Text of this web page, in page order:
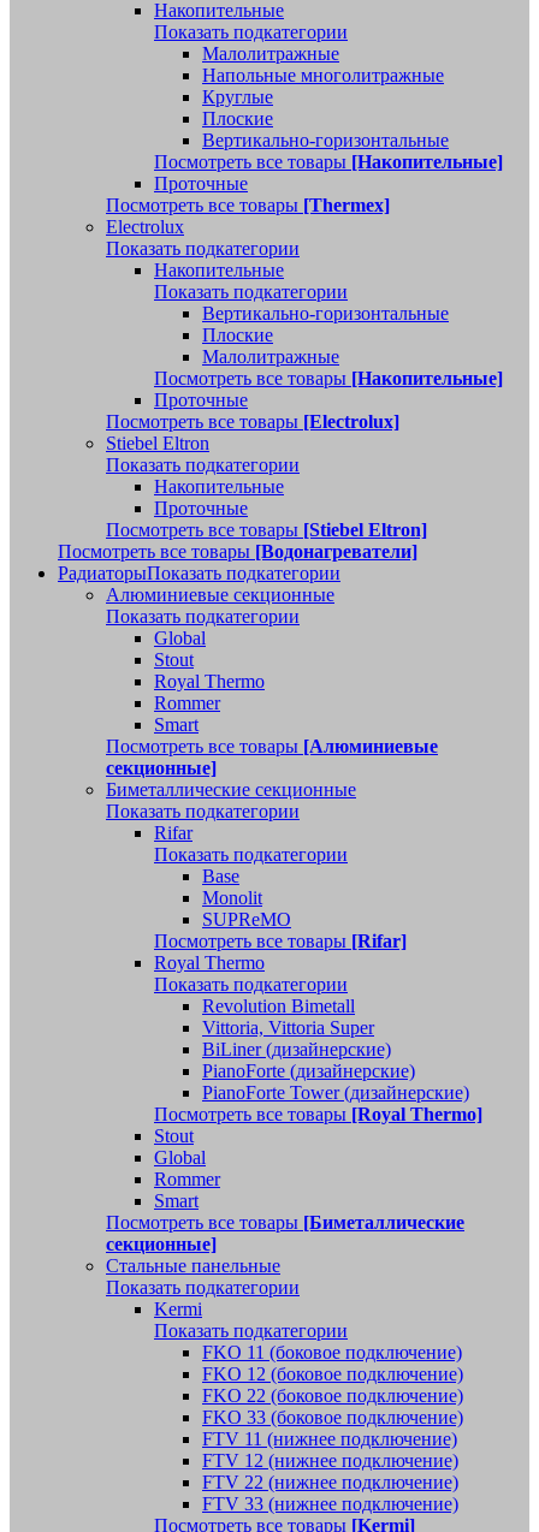
Накопительные
Показать подкатегории
Малолитражные
Напольные многолитражные
Круглые
Плоские
Вертикально-горизонтальные
Посмотреть все товары [Накопительные]
Проточные
Посмотреть все товары [Thermex]
Electrolux
Показать подкатегории
Накопительные
Показать подкатегории
Вертикально-горизонтальные
Плоские
Малолитражные
Посмотреть все товары [Накопительные]
Проточные
Посмотреть все товары [Electrolux]
Stiebel Eltron
Показать подкатегории
Накопительные
Проточные
Посмотреть все товары [Stiebel Eltron]
Посмотреть все товары [Водонагреватели]
РадиаторыПоказать подкатегории
Алюминиевые секционные
Показать подкатегории
Global
Stout
Royal Thermo
Rommer
Smart
Посмотреть все товары [Алюминиевые
секционные]
Биметаллические секционные
Показать подкатегории
Rifar
Показать подкатегории
Base
Monolit
SUPReMO
Посмотреть все товары [Rifar]
Royal Thermo
Показать подкатегории
Revolution Bimetall
Vittoria, Vittoria Super
BiLiner (дизайнерские)
PianoForte (дизайнерские)
PianoForte Tower (дизайнерские)
Посмотреть все товары [Royal Thermo]
Stout
Global
Rommer
Smart
Посмотреть все товары [Биметаллические
секционные]
Стальные панельные
Показать подкатегории
Kermi
Показать подкатегории
FKO 11 (боковое подключение)
FKO 12 (боковое подключение)
FKO 22 (боковое подключение)
FKO 33 (боковое подключение)
FTV 11 (нижнее подключение)
FTV 12 (нижнее подключение)
FTV 22 (нижнее подключение)
FTV 33 (нижнее подключение)
Посмотреть все товары [Kermi]